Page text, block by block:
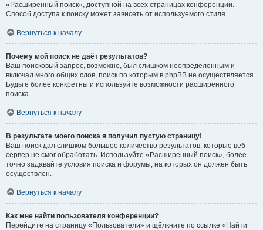
«Расширенный поиск», доступной на всех страницах конференции.
Способ доступа к поиску может зависеть от используемого стиля.
Вернуться к началу
Почему мой поиск не даёт результатов?
Ваш поисковый запрос, возможно, был слишком неопределённым и
включал много общих слов, поиск по которым в phpBB не осуществляется.
Будьте более конкретны и используйте возможности расширенного
поиска.
Вернуться к началу
В результате моего поиска я получил пустую страницу!
Ваш поиск дал слишком большое количество результатов, которые веб-
сервер не смог обработать. Используйте «Расширенный поиск», более
точно задавайте условия поиска и форумы, на которых он должен быть
осуществлён.
Вернуться к началу
Как мне найти пользователя конференции?
Перейдите на страницу «Пользователи» и щёлкните по ссылке «Найти